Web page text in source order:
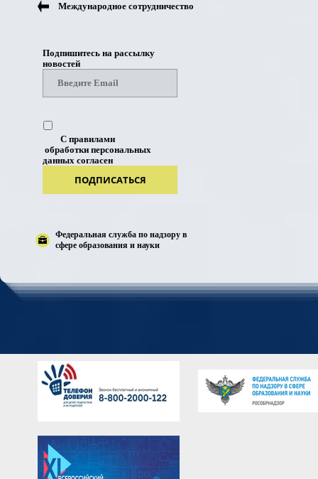
Международное сотрудничество
Подпишитесь на рассылку
новостей
С правилами
обработки персональных
данных согласен
ПОДПИСАТЬСЯ
Федеральная служба по надзору в
сфере образования и науки